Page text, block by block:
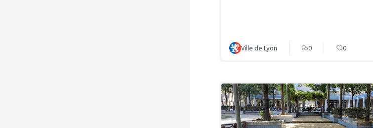
Ville de Lyon 0 0